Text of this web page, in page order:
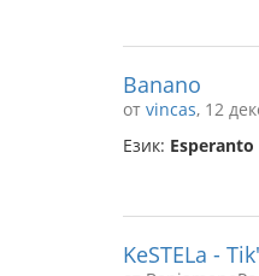
Banano
от vincas, 12
Език: Esperanto
KeSTELa -